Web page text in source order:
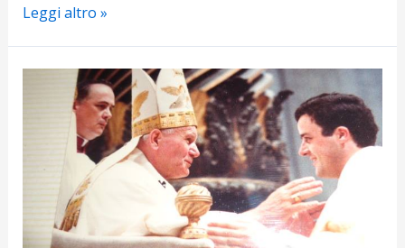
La
Ecco
il
programma
della
festa:
2-
Leggi altro »